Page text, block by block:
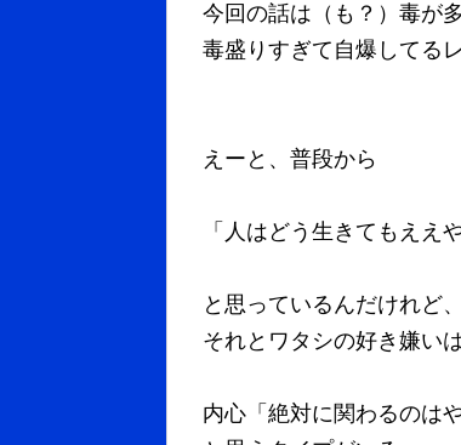
今回の話は（も？）毒が多
毒盛りすぎて自爆してる
えーと、普段から
「人はどう生きてもええ
と思っているんだけれど、
それとワタシの好き嫌い
内心「絶対に関わるのは